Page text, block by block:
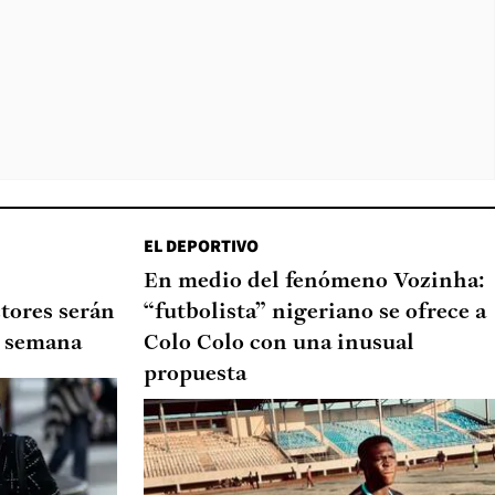
serán
EL DEPORTIVO
En medio del fenómeno Vozinha:
“futbolista” nigeriano se ofrece a
Colo Colo con una inusual
propuesta